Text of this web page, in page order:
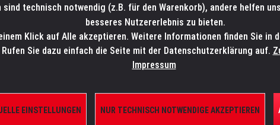
SALES-HOTLINE: +49 5451 5900-800 24/7: sales@lmp.de
SHOP MARKEN AKTUELLES SERVICE
technisch notwendig (z.B. für den Warenkorb), andere helfen
besseres Nutzererlebnis zu bieten.
Klick auf Alle akzeptieren. Weitere Informationen finden Sie in
Sie dazu einfach die Seite mit der Datenschutzerklärung auf.
Impressum
EINSTELLUNGEN NUR TECHNISCH NOTWENDIGE AKZEPTIEREN